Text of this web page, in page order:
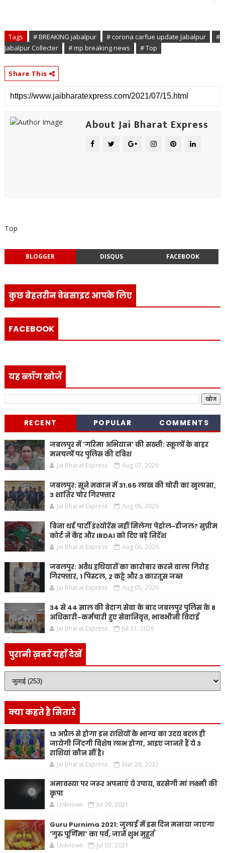
Tags # BREAKING jabalpur # corona carfue update Jabalpur
#
Jabalpur Collecter
# mp breaking news # Top
Share This
About Jai Bharat Express
Top
BLOGGER DISQUS FACEBOOK
कुछ बेहतरीन वेबसाइट आपके लिए
FACEBOOK
यह ब्लॉग खोजें
RECENT POPULAR COMMENTS
जबलपुर में 'गरिमा अभियान' की सख्ती: स्कूलों के बाहर
मनचलों पर पुलिस की दबिश
Jai Bharat Express Aug 07, 2026
जबलपुर: सूने मकान में 31.65 लाख की चोरी का खुलासा,
3 शातिर चोर गिरफ्तार
Jai Bharat Express Aug 06, 2026
बिना थर्ड पार्टी इंश्योरेंस नहीं मिलेगा पेट्रोल-डीजल? सुप्रीम
कोर्ट ने केंद्र और IRDAI को दिए बड़े निर्देश
Jai Bharat Express Aug 06, 2026
जबलपुर: अवैध हथियारों का कारोबार करने वाला गिरोह
गिरफ्तार, 1 पिस्टल, 2 कट्टे और 3 कारतूस जब्त
Jai Bharat Express Aug 05, 2026
34 से 44 साल की बेदाग सेवा के बाद जबलपुर पुलिस के 8
अधिकारी-कर्मचारी हुए सेवानिवृत्त, भावभीनी विदाई
Jai Bharat Express Jul 31, 2026
पुरानी ख़बरें यहाँ देखें
क्या कहते है सितारे
13 अप्रैल से होगा इन राशियों के भाग्य का उदय बदल ही
जायेगी जिंदगी विशेष लाभ होगा, आइए जानते हैं ये 3
राशियां कौन सीं है।
Jai Bharat Express Mar 28, 2022
अमावस्या पर जरूर अपनाएं ये उपाय, बरसेगी मां लक्ष्मी की
कृपा
Unknown Jul 09, 2021
Guru Purnima 2021: जुलाई में इस दिन मनाया जाएगा
'गुरु पूर्णिमा' का पर्व, जानें शुभ मुहूर्त
Unknown Jul 03, 2021